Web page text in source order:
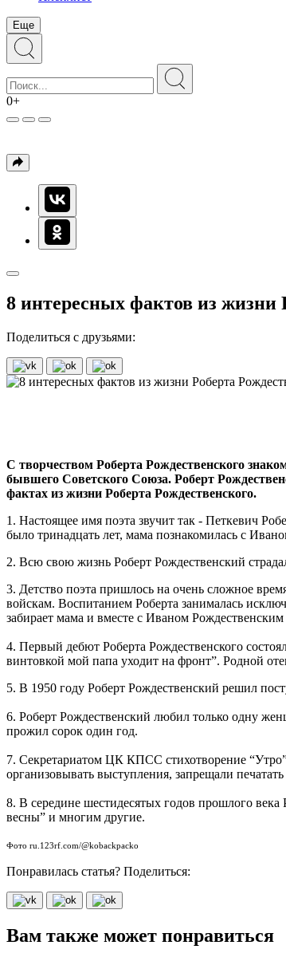
Еще
0+
8 интересных фактов из жизни
Поделиться с друзьями:
С творчеством Роберта Рождественского
бывшего Советского Союза. Роберт
фактах из жизни Роберта Рождественского.
1. Настоящее имя поэта звучит так - Петкевич
было тринадцать лет, мама познакомилась с
2. Всю свою жизнь Роберт Рождественский
3. Детство поэта пришлось на очень сложное
войскам. Воспитанием Роберта занималась
забирает мама и вместе с Иваном Рождественским
4. Первый дебют Роберта Рождественского
винтовкой мой папа уходит на фронт”. Родной
5. В 1950 году Роберт Рождественский решил
6. Роберт Рождественский любил только одну
прожил сорок один год.
7. Секретариатом ЦК КПСС стихотворение “Утро”
организовывать выступления, запрещали
8. В середине шестидесятых годов прошлого
весны” и многим другие.
Фото ru.123rf.com/@kobackpacko
Понравилась статья? Поделиться:
Вам также может понравиться